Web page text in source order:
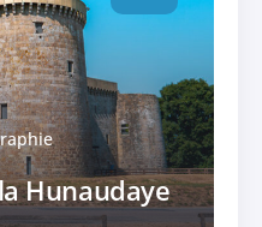
Hunaudaye